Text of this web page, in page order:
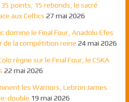
points, 15 rebonds, le sacré
aux Celtics 27 mai 2026
domine le Final Four, Anadolu Efes
de la compétition reine 24 mai 2026
règne sur le Final Four, le CSKA
22 mai 2026
les Warriors, Lebron James
double 19 mai 2026